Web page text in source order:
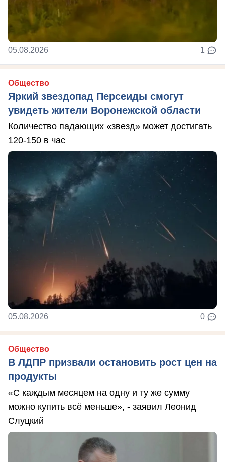
05.08.2026 1
Общество
Яркий звездопад Персеиды смогут
увидеть жители Воронежской области
Количество падающих «звезд» может достигать
120-150 в час
05.08.2026 0
Общество
В ЛДПР призвали остановить рост цен на
продукты
«С каждым месяцем на одну и ту же сумму
можно купить всё меньше», - заявил Леонид
Слуцкий